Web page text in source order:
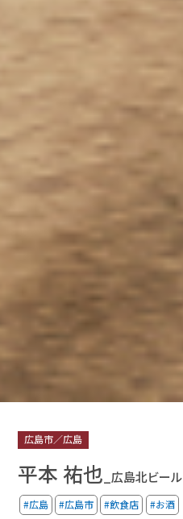
広島市／広島
平本 祐也 _広島北ビール
#広島 #広島市 #飲食店
#お酒